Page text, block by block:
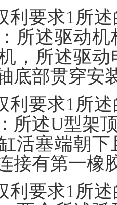
利要求1所
所述驱动
，所述驱
底部贯穿安
利要求1所
所述U型架
活塞端朝
接有第一橡
利要求1所